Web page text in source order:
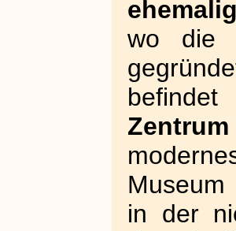
wo die
in der